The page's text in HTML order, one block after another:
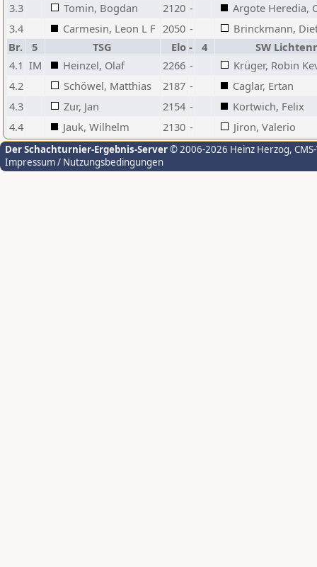
3.3
Tomin, Bogdan 2120 -
Argote Heredia,
3.4
Carmesin, Leon L F 2050 -
Brinckmann,
Br.
5 TSG Elo - 4
SW
4.1 IM Heinzel, Olaf 2266 -
Krüger, Robin
4.2
Schöwel, Matthias 2187 -
Caglar, Ertan
4.3
Zur, Jan 2154 -
Kortwich, Felix
4.4
Jauk, Wilhelm 2130 - Jiron, Valerio
Der Schachturnier-Ergebnis-Server© 2006-2026 Heinz Herzog,
Impressum / Nutzungsbedingungen